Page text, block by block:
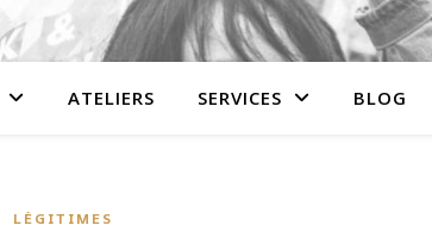
ATELIERS SERVICES BLOG
LÉGITIMES